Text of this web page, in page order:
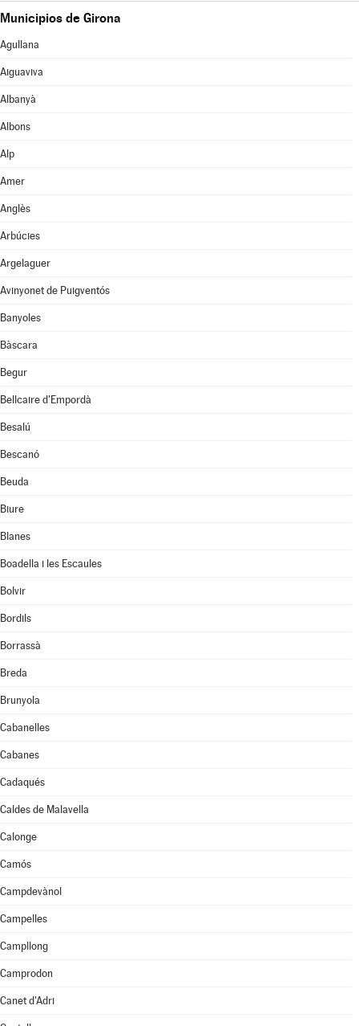
Municipios de Girona
Agullana
Aiguaviva
Albanyà
Albons
Alp
Amer
Anglès
Arbúcies
Argelaguer
Avinyonet de Puigventós
Banyoles
Bàscara
Begur
Bellcaire d'Empordà
Besalú
Bescanó
Beuda
Biure
Blanes
Boadella i les Escaules
Bolvir
Bordils
Borrassà
Breda
Brunyola
Cabanelles
Cabanes
Cadaqués
Caldes de Malavella
Calonge
Camós
Campdevànol
Campelles
Campllong
Camprodon
Canet d'Adri